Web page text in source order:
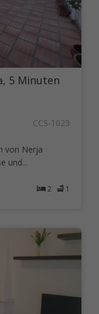
5 Minuten
CCS-1023
von Nerja
und...
2 1